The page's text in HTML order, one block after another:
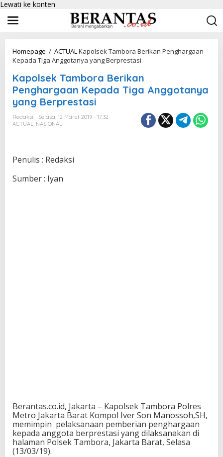
Lewati ke konten
Homepage / ACTUALKapolsek Tambora Berikan Penghargaan
Kepada Tiga Anggotanya yang Berprestasi
Kapolsek Tambora Berikan
Penghargaan Kepada Tiga Anggotanya
yang Berprestasi
Redaksi
Selasa, 12 Maret 2019 - 17:32
ACTUAL, NASIONAL
Penulis : Redaksi
Sumber : Iyan
Berantas.co.id, Jakarta – Kapolsek Tambora Polres
Metro Jakarta Barat Kompol Iver Son Manossoh,SH,
memimpin pelaksanaan pemberian penghargaan
kepada anggota berprestasi yang dilaksanakan di
halaman Polsek Tambora, Jakarta Barat, Selasa
(13/03/19).